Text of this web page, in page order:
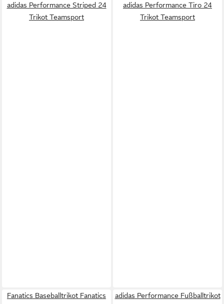
adidas Performance Striped 24
Trikot Teamsport
adidas Performance Tiro 24
Trikot Teamsport
Fanatics Baseballtrikot Fanatics
adidas Performance Fußballtrikot